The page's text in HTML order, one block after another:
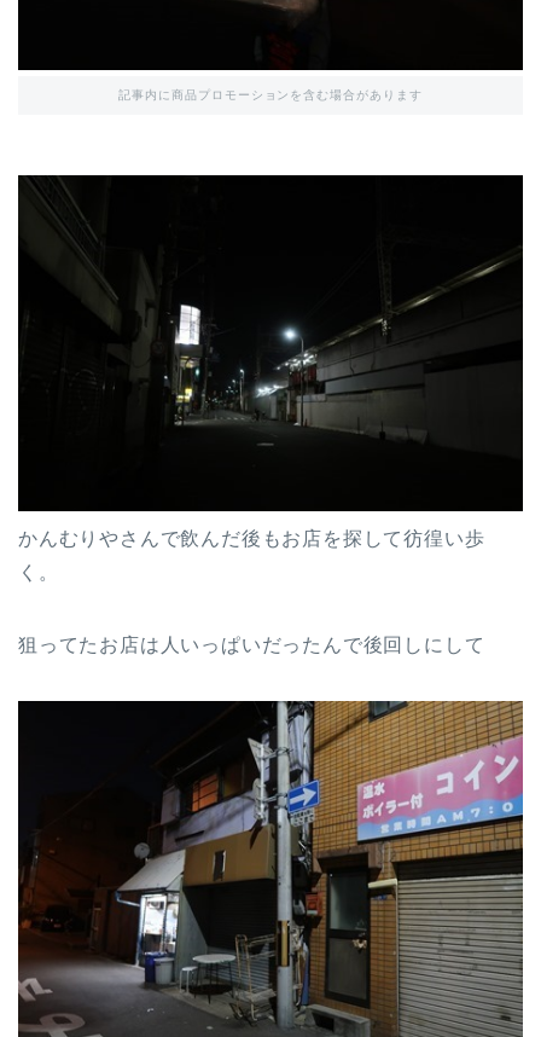
記事内に商品プロモーションを含む場合があります
かんむりやさんで飲んだ後もお店を探して彷徨い歩
く。
狙ってたお店は人いっぱいだったんで後回しにして